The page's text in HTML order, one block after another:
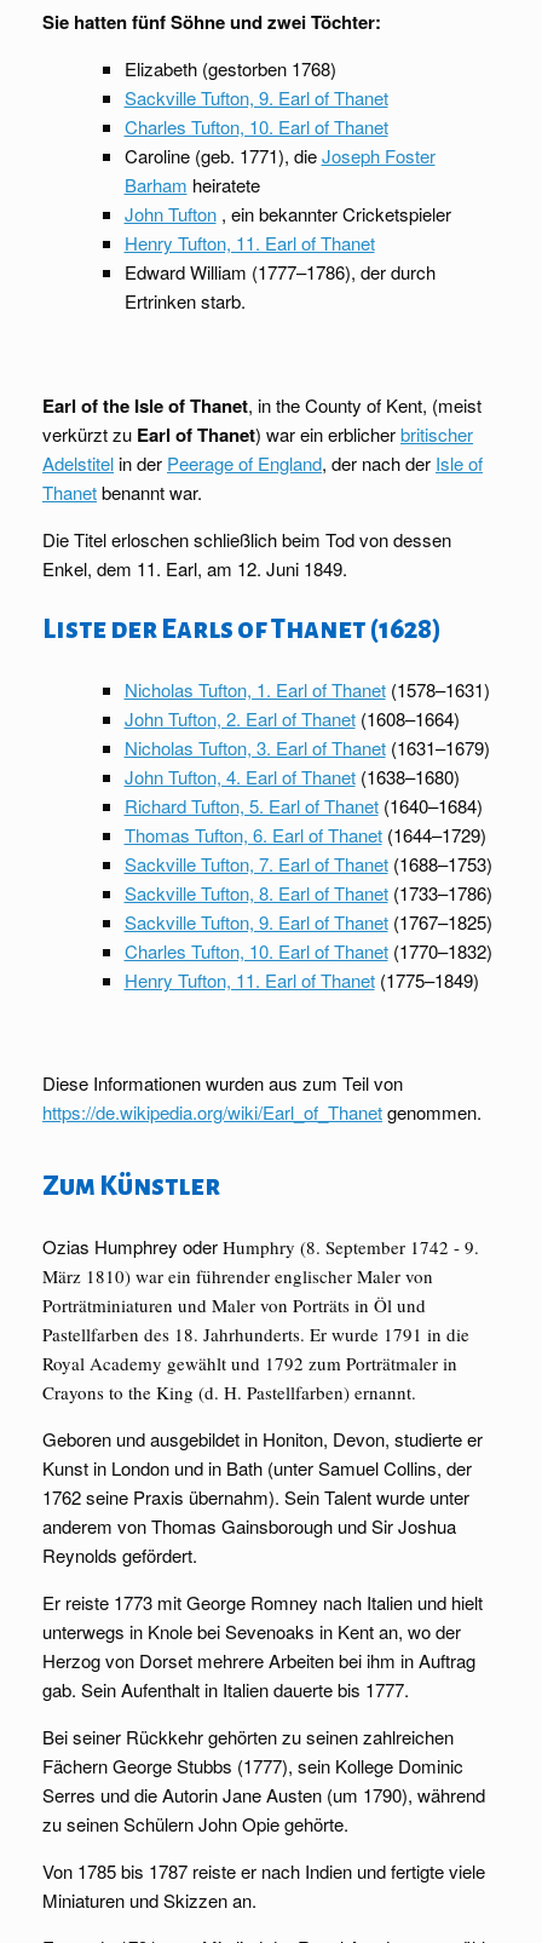
Sie hatten fünf Söhne und zwei Töchter:
Elizabeth (gestorben 1768)
Sackville Tufton, 9. Earl of Thanet
Charles Tufton, 10. Earl of Thanet
Caroline (geb. 1771), dieJoseph Foster
Barham heiratete
John Tufton, ein bekannter Cricketspieler
Henry Tufton, 11. Earl of Thanet
Edward William (1777–1786), der durch
Ertrinken starb.
Earl of the Isle of Thanet, in the County of Kent, (meist
verkürzt zu Earl of Thanet) war ein erblicherbritischer
Adelstitelin der Peerage of England, der nach der Isle of
Thanetbenannt war.
Die Titel erloschen schließlich beim Tod von dessen
Enkel, dem 11. Earl, am 12. Juni 1849.
Liste der Earls of Thanet (1628)
Nicholas Tufton, 1. Earl of Thanet(1578–1631)
John Tufton, 2. Earl of Thanet(1608–1664)
Nicholas Tufton, 3. Earl of Thanet(1631–1679)
John Tufton, 4. Earl of Thanet(1638–1680)
Richard Tufton, 5. Earl of Thanet(1640–1684)
Thomas Tufton, 6. Earl of Thanet(1644–1729)
Sackville Tufton, 7. Earl of Thanet(1688–1753)
Sackville Tufton, 8. Earl of Thanet(1733–1786)
Sackville Tufton, 9. Earl of Thanet(1767–1825)
Charles Tufton, 10. Earl of Thanet(1770–1832)
Henry Tufton, 11. Earl of Thanet(1775–1849)
Diese Informationen wurden aus zum Teil von
https://de.wikipedia.org/wiki/Earl_of_Thanetgenommen.
Zum Künstler
Ozias Humphrey oder Humphry (8. September 1742 - 9.
März 1810) war ein führender englischer Maler von
Porträtminiaturen und Maler von Porträts in Öl und
Pastellfarben des 18. Jahrhunderts. Er wurde 1791 in die
Royal Academy gewählt und 1792 zum Porträtmaler in
Crayons to the King (d. H. Pastellfarben) ernannt.
Geboren und ausgebildet in Honiton, Devon, studierte er
Kunst in London und in Bath (unter Samuel Collins, der
1762 seine Praxis übernahm). Sein Talent wurde unter
anderem von Thomas Gainsborough und Sir Joshua
Reynolds gefördert.
Er reiste 1773 mit George Romney nach Italien und hielt
unterwegs in Knole bei Sevenoaks in Kent an, wo der
Herzog von Dorset mehrere Arbeiten bei ihm in Auftrag
gab. Sein Aufenthalt in Italien dauerte bis 1777.
Bei seiner Rückkehr gehörten zu seinen zahlreichen
Fächern George Stubbs (1777), sein Kollege Dominic
Serres und die Autorin Jane Austen (um 1790), während
zu seinen Schülern John Opie gehörte.
Von 1785 bis 1787 reiste er nach Indien und fertigte viele
Miniaturen und Skizzen an.